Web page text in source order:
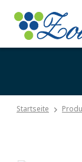
Startseite